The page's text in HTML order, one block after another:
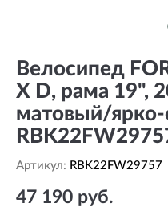
Велосипед
X D, рама 19",
матовый/
Артикул: RBK22FW29757
47 190 руб.